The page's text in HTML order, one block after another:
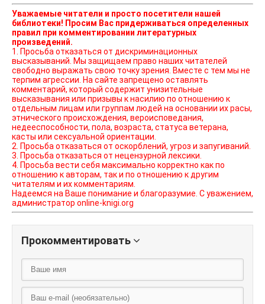
Уважаемые читатели и просто посетители нашей
библиотеки! Просим Вас придерживаться определенных
правил при комментировании литературных
произведений.
1. Просьба отказаться от дискриминационных
высказываний. Мы защищаем право наших читателей
свободно выражать свою точку зрения. Вместе с тем мы не
терпим агрессии. На сайте запрещено оставлять
комментарий, который содержит унизительные
высказывания или призывы к насилию по отношению к
отдельным лицам или группам людей на основании их расы,
этнического происхождения, вероисповедания,
недееспособности, пола, возраста, статуса ветерана,
касты или сексуальной ориентации.
2. Просьба отказаться от оскорблений, угроз и запугиваний.
3. Просьба отказаться от нецензурной лексики.
4. Просьба вести себя максимально корректно как по
отношению к авторам, так и по отношению к другим
читателям и их комментариям.
Надеемся на Ваше понимание и благоразумие. С уважением,
администратор online-knigi.org
Прокомментировать